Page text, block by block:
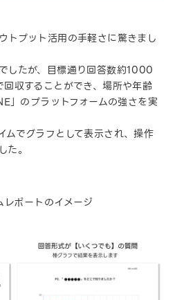
トプット活用の手軽さに驚きまし
したが、目標通り回答数約1000
収することができ、場所や年齢
」のプラットフォームの強さを実
ムでグラフとして表示され、操作
。
レポートのイメージ